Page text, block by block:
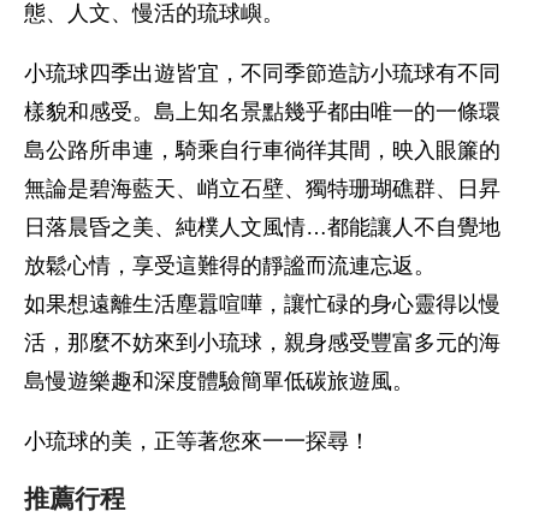
態、人文、慢活的琉球嶼。
小琉球四季出遊皆宜，不同季節造訪小琉球有不同
樣貌和感受。島上知名景點幾乎都由唯一的一條環
島公路所串連，騎乘自行車徜徉其間，映入眼簾的
無論是碧海藍天、峭立石壁、獨特珊瑚礁群、日昇
日落晨昏之美、純樸人文風情…都能讓人不自覺地
放鬆心情，享受這難得的靜謐而流連忘返。
如果想遠離生活塵囂喧嘩，讓忙碌的身心靈得以慢
活，那麼不妨來到小琉球，親身感受豐富多元的海
島慢遊樂趣和深度體驗簡單低碳旅遊風。
小琉球的美，正等著您來一一探尋！
推薦行程